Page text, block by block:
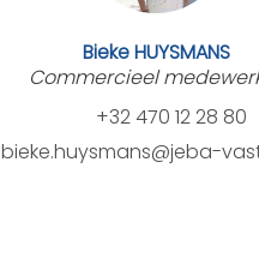
Bieke HUYSMANS
Commercieel
+32 470 12 28 80
bieke.huysmans@jeba-